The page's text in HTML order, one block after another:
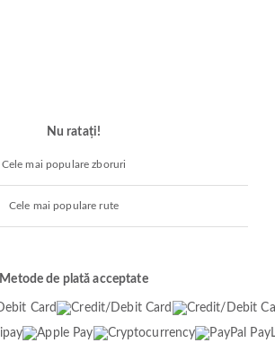
Nu ratați!
Cele mai populare zboruri
Cele mai populare rute
Metode de plată acceptate